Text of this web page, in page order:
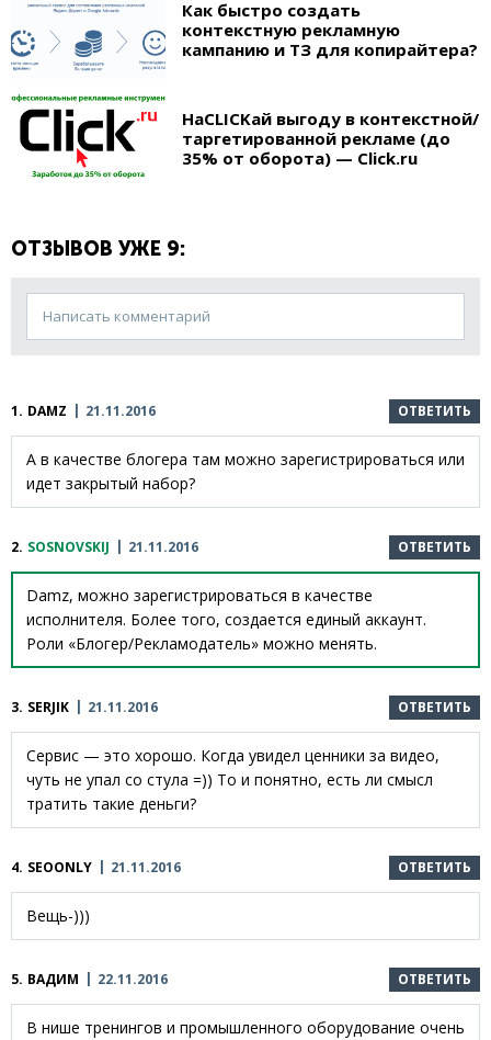
Как быстро создать
контекстную рекламную
кампанию и ТЗ для копирайтера?
НаCLICKай выгоду в контекстной/
таргетированной рекламе (до
35% от оборота) — Click.ru
ОТЗЫВОВ УЖЕ 9:
Написать комментарий
1. DAMZ 21.11.2016 ОТВЕТИТЬ
А в качестве блогера там можно зарегистрироваться или
идет закрытый набор?
2. SOSNOVSKIJ 21.11.2016 ОТВЕТИТЬ
Damz, можно зарегистрироваться в качестве
исполнителя. Более того, создается единый аккаунт.
Роли «Блогер/Рекламодатель» можно менять.
3. SERJIK 21.11.2016 ОТВЕТИТЬ
Сервис — это хорошо. Когда увидел ценники за видео,
чуть не упал со стула =)) То и понятно, есть ли смысл
тратить такие деньги?
4. SEOONLY 21.11.2016 ОТВЕТИТЬ
Вещь-)))
5. ВАДИМ 22.11.2016 ОТВЕТИТЬ
В нише тренингов и промышленного оборудование очень